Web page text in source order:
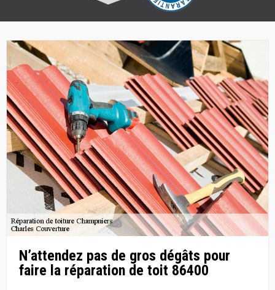
N’attendez pas de gros dégâts pour
faire la réparation de toit 86400